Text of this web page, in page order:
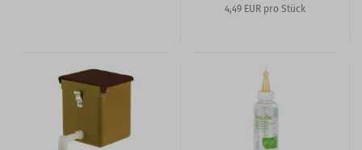
4,49 EUR pro Stück